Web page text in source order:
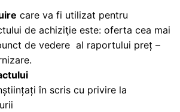
care va fi utilizat pentru
de achiziţie este: oferta cea mai
de vedere al raportului preț –
în scris cu privire la